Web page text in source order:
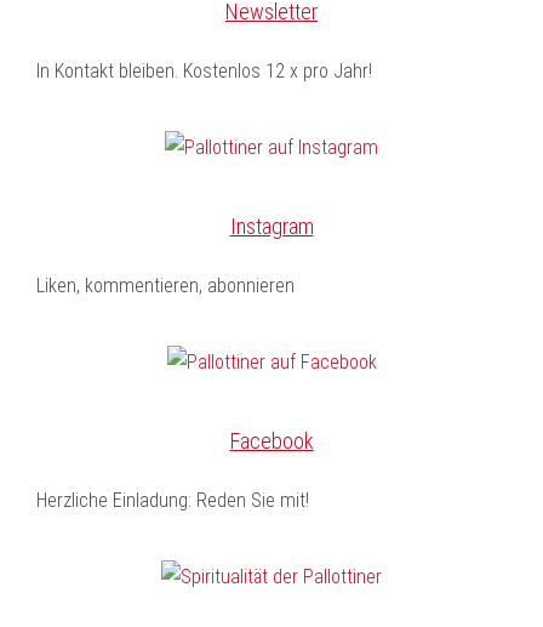
Newsletter
In Kontakt bleiben. Kostenlos 12 x pro Jahr!
Instagram
Liken, kommentieren, abonnieren
Facebook
Herzliche Einladung: Reden Sie mit!